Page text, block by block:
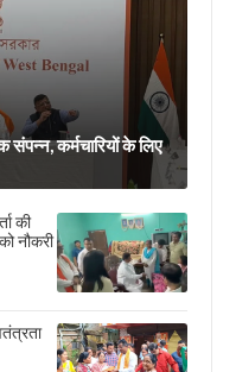
संपन्न, कर्मचारियों के लिए
की
नौकरी